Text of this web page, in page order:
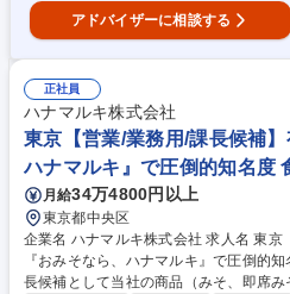
アドバイザーに相談する
正社員
ハナマルキ株式会社
東京【営業/業務用/課長候補】
ハナマルキ』で圧倒的知名度
月給34万4800円以上
東京都中央区
企業名 ハナマルキ株式会社 求人名 東京【営業/業務用/課長候補】有名CM
『おみそなら、ハナマルキ』で圧倒的知名度 仕事の内容 業務用
長候補として当社の商品（みそ、即席